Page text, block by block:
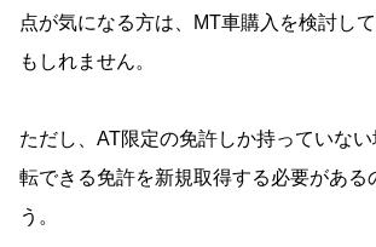
点が気になる方は、MT車購入を検討し
もしれません。
ただし、AT限定の免許しか持っていな
転できる免許を新規取得する必要がある
う。